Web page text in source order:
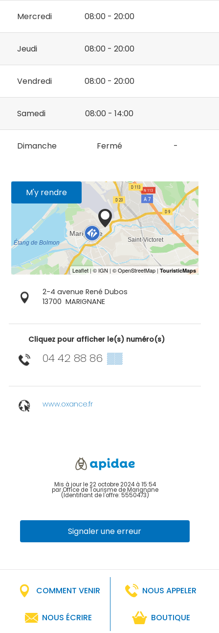
Mercredi 08:00 - 20:00
Jeudi 08:00 - 20:00
Vendredi 08:00 - 20:00
Samedi 08:00 - 14:00
Dimanche Fermé -
M'y rendre
2-4 avenue René Dubos
13700 MARIGNANE
Cliquez pour afficher le(s) numéro(s)
04 42 88 86 ▒▒
www.oxance.fr
Mis à jour le 22 octobre 2024 à 15:54
par Office de Tourisme de Marignane
(Identifiant de l'offre: 5550473)
Signaler une erreur
COMMENT VENIR NOUS APPELER
NOUS ÉCRIRE BOUTIQUE